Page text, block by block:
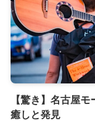
【驚き】名古屋
癒しと発見